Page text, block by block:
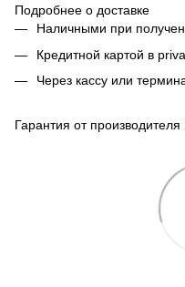
Подробнее о доставке
Наличными при
Кредитной картой в
Через кассу или
Гарантия от